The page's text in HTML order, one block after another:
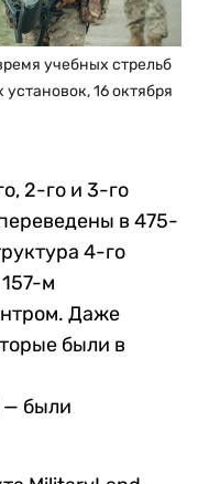
учебных стрельб
16 октября
2-го и 3-го
в 475-
4-го
м
Даже
были в
— были